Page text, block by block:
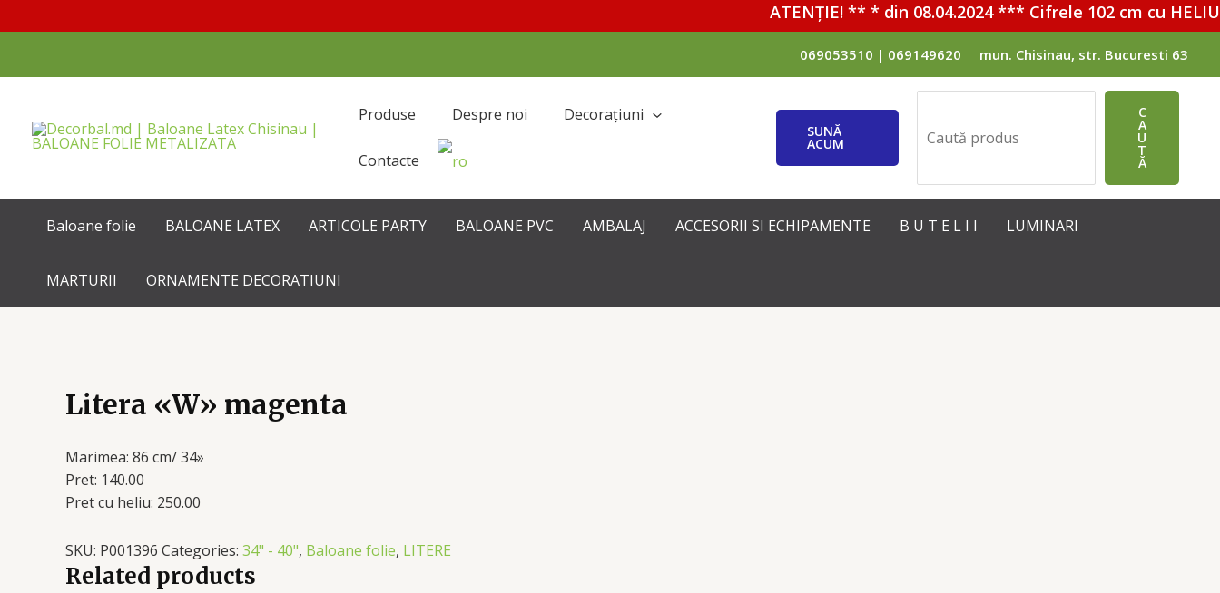
ATENȚIE! ** * din 08.04.2024 *** Cifrele 102 cm cu HELIU -
069053510 | 069149620 mun. Chisinau, str. Bucuresti 63
Produse Despre noi Decorațiuni
Contacte
SUNĂ
ACUM
C
A
U
T
Ă
Baloane folie BALOANE LATEX ARTICOLE PARTY BALOANE PVC AMBALAJ ACCESORII SI ECHIPAMENTE B U T E L I I LUMINARI
MARTURII ORNAMENTE DECORATIUNI
Litera «W» magenta
Marimea: 86 cm/ 34»
Pret: 140.00
Pret cu heliu: 250.00
SKU: P001396 Categories: 34" - 40", Baloane folie, LITERE
Related products